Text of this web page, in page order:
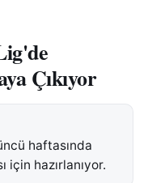
Çıkıyor
haftasında
için hazırlanıyor.